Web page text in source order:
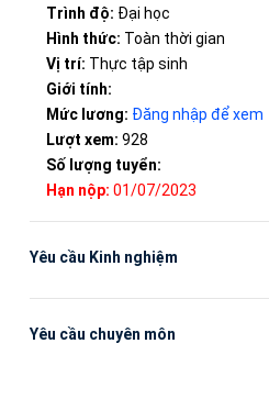
Trình độ: Đại học
Hình thức: Toàn thời gian
Vị trí: Thực tập sinh
Giới tính:
Mức lương: Đăng nhập để xem
Lượt xem: 928
Số lượng tuyển:
Hạn nộp: 01/07/2023
Yêu cầu Kinh nghiệm
Yêu cầu chuyên môn